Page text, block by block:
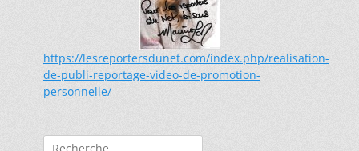
https://lesreportersdunet.com/index.php/realisation-
de-publi-reportage-video-de-promotion-
personnelle/
Rechercher :